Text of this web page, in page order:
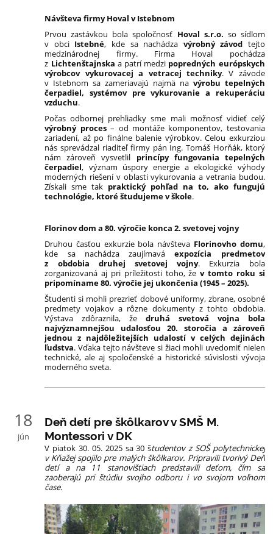
Návšteva firmy Hoval v Istebnom
Prvou zastávkou bola spoločnosť Hoval s.r.o. so sídlom
v obci Istebné, kde sa nachádza výrobný závod tejto
medzinárodnej firmy. Firma Hoval pochádza
z Lichtenštajnska a patrí medzi popredných európskych
výrobcov vykurovacej a vetracej techniky. V závode
v Istebnom sa zameriavajú najmä na výrobu tepelných
čerpadiel, systémov pre vykurovanie a rekuperáciu
vzduchu.
Počas odbornej prehliadky sme mali možnosť vidieť celý
výrobný proces– od montáže komponentov, testovania
zariadení, až po finálne balenie výrobkov. Celou exkurziou
nás sprevádzal riaditeľ firmy pán Ing. Tomáš Horňák, ktorý
nám zároveň vysvetlil princípy fungovania tepelných
čerpadiel, význam úspory energie a ekologické výhody
moderných riešení v oblasti vykurovania a vetrania budou.
Získali sme tak praktický pohľad na to, ako fungujú
technológie, ktoré študujeme v škole.
Florinov dom a 80. výročie konca 2. svetovej vojny
Druhou časťou exkurzie bola návšteva Florinovho domu,
kde sa nachádza zaujímaváexpozícia predmetov
z obdobia druhej svetovej vojny. Exkurzia bola
zorganizovaná aj pri príležitosti toho, žev tomto roku si
pripomíname 80. výročie jej ukončenia (1945 – 2025).
Študenti si mohli prezrieť dobové uniformy, zbrane, osobné
predmety vojakov a rôzne dokumenty z tohto obdobia.
Výstava zdôraznila, že druhá svetová vojna bola
najvýznamnejšou udalosťou 20. storočia a zároveň
jednou z najdôležitejších udalostí v celých dejinách
ľudstva. Vďaka tejto návšteve si žiaci mohli uvedomiť nielen
technické, ale aj spoločenské a historické súvislosti vývoja
moderného sveta.
18
jún
Deň detí pre škôlkarov v SMŠ M.
Montessori v DK
V piatok 30. 05. 2025 sa 30 študentov z SOŠ polytechnickej
v Kňažej spojilo pre malých škôlkarov. Pripravili tvorivý Deň
detí a na 11 stanovištiach predstavili deťom, čím sa
zaoberajú pri štúdiu svojho odboru i vo svojom voľnom
čase.